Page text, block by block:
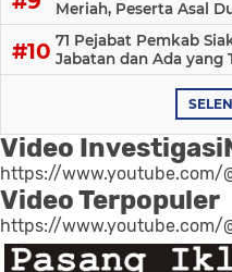
Meriah, Peserta Asal
71 Pejabat Pemkab
Jabatan dan Ada yang
Video
https://www.youtube.com/
Video Terpopuler
https://www.youtube.com/